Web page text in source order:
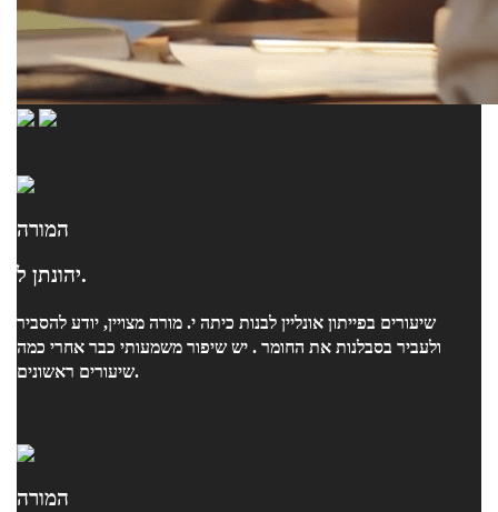
המורה
יהונתן ל.
שיעורים בפייתון אונליין לבנות כיתה י. מורה מצויין, יודע להסביר
ולעביר בסבלנות את החומר . יש שיפור משמעותי כבר אחרי כמה
שיעורים ראשונים.
המורה